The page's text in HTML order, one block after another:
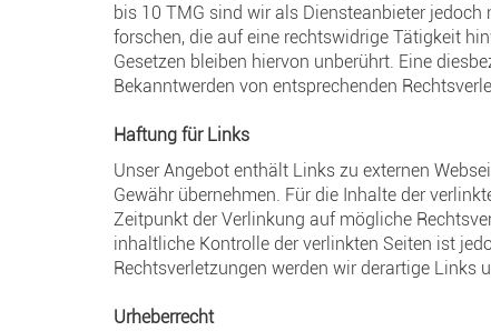
bis 10 TMG sind wir als Diensteanbieter
forschen, die auf eine rechtswidrige Tätigkeit
Gesetzen bleiben hiervon unberührt. Eine
Bekanntwerden von entsprechenden
Haftung für Links
Unser Angebot enthält Links zu externen
Gewähr übernehmen. Für die Inhalte der
Zeitpunkt der Verlinkung auf mögliche
inhaltliche Kontrolle der verlinkten Seiten ist
Rechtsverletzungen werden wir derartige Links
Urheberrecht